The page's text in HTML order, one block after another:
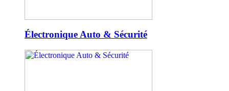
Électronique Auto & Sécurité